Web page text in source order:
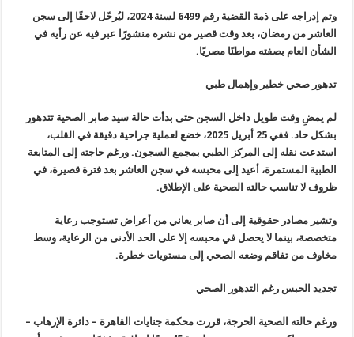
وتم إدراجه على ذمة القضية رقم 6499 لسنة 2024، ليُرحّل لاحقًا إلى سجن
العاشر من رمضان، بعد وقت قصير من نشره منشورًا عبر فيه عن رأيه في
الشأن العام بصفته مواطنًا مصريًا.
تدهور صحي خطير وإهمال طبي
لم يمضِ وقت طويل داخل السجن حتى بدأت حالة سيد صابر الصحية تتدهور
بشكل حاد. ففي 25 أبريل 2025، خضع لعملية جراحية دقيقة في القلب،
استدعت نقله إلى المركز الطبي بمجمع السجون. ورغم حاجته إلى المتابعة
الطبية المستمرة، أعيد إلى محبسه في سجن العاشر بعد فترة قصيرة، في
ظروف لا تناسب حالته الصحية على الإطلاق.
وتشير مصادر حقوقية إلى أن صابر يعاني من أعراض تستوجب رعاية
متخصصة، بينما لا يحصل في محبسه إلا على الحد الأدنى من الرعاية، وسط
مخاوف من تفاقم وضعه الصحي إلى مستويات خطرة.
تجديد الحبس رغم التدهور الصحي
ورغم حالته الصحية الحرجة، قررت محكمة جنايات القاهرة – دائرة الإرهاب –